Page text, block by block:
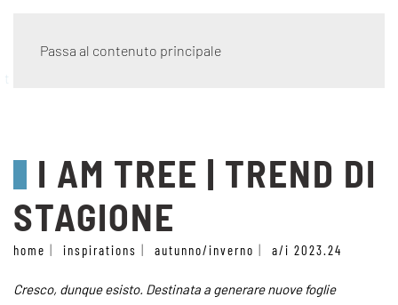
Passa al contenuto principale
trend di stagione
I AM TREE | TREND DI
STAGIONE
home inspirations autunno/inverno a/i 2023.24
Cresco, dunque esisto. Destinata a generare nuove foglie